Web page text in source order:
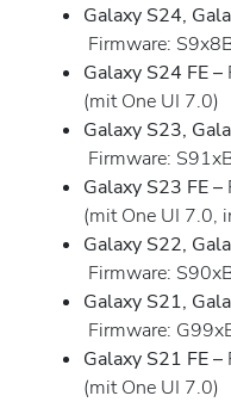
Galaxy S24,
Firmware:
Galaxy S24 FE–
(mit One UI 7.0)
Galaxy S23,
Firmware:
Galaxy S23 FE–
(mit One UI 7.0,
Galaxy S22,
Firmware:
Galaxy S21,
Firmware:
Galaxy S21 FE–
(mit One UI 7.0)